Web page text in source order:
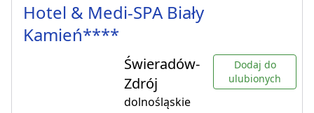
Hotel & Medi-SPA Biały
Kamień****
Świeradów-
Zdrój
dolnośląskie
Dodaj do
ulubionych